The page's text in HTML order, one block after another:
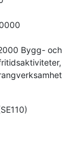
Bygg- och
SE110)